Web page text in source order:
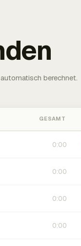
berechnet.
GESAMT
0:00
0:00
0:00
0:00